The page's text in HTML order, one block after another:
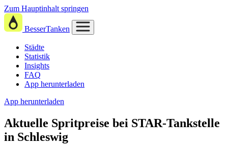
Zum Hauptinhalt springen
BesserTanken
Städte
Statistik
Insights
FAQ
App herunterladen
App herunterladen
Aktuelle Spritpreise bei STAR-Tankstelle
in Schleswig